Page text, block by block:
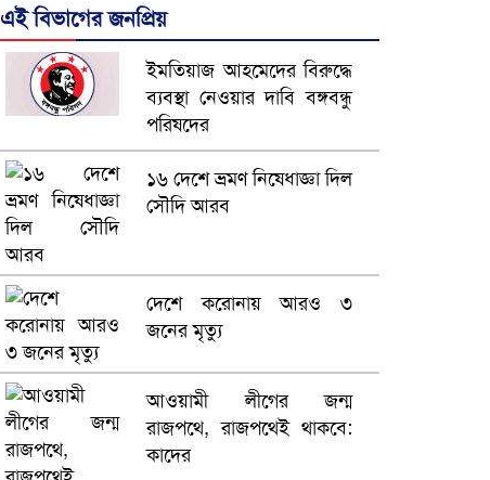
ভিউ বাড়াতে রাম দা হাতে
ফেসবুকে ভিডিও পোস্ট শিক্ষকের
আ.লীগ ও জাপার ৯ নেতা
কারাগারে
ভারতে ভয়াবহ সড়ক দুর্ঘটনা,
হলিউডে নতুন প্রেমের গুঞ্জন
এই বিভাগের জনপ্রিয়
ইমতিয়াজ আহমেদের বিরুদ্ধে
ব্যবস্থা নেওয়ার দাবি বঙ্গবন্ধু
পরিষদের
১৬ দেশে ভ্রমণ নিষেধাজ্ঞা দিল
সৌদি আরব
দেশে করোনায় আরও ৩
জনের মৃত্যু
আওয়ামী লীগের জন্ম
রাজপথে, রাজপথেই থাকবে:
কাদের